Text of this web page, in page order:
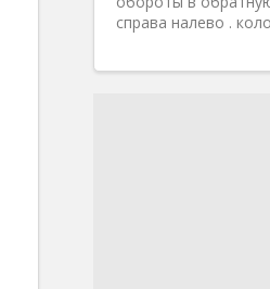
справа налево .